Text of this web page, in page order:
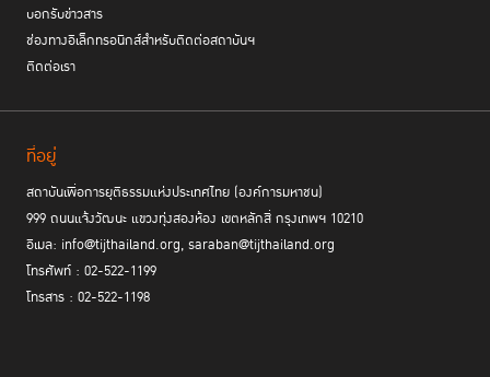
บอกรับข่าวสาร
ช่องทางอิเล็กทรอนิกส์สำหรับติดต่อสถาบันฯ
ติดต่อเรา
ที่อยู่
สถาบันเพื่อการยุติธรรมแห่งประเทศไทย (องค์การมหาชน)
999 ถนนแจ้งวัฒนะ แขวงทุ่งสองห้อง เขตหลักสี่ กรุงเทพฯ 10210
อีเมล: info@tijthailand.org, saraban@tijthailand.org
โทรศัพท์ : 02-522-1199
โทรสาร : 02-522-1198